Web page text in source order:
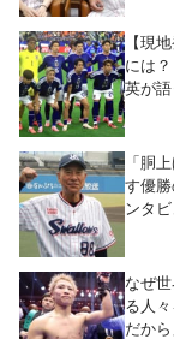
【現
には
英が語
「胴
す優
ンタビ
なぜ
る人
だから